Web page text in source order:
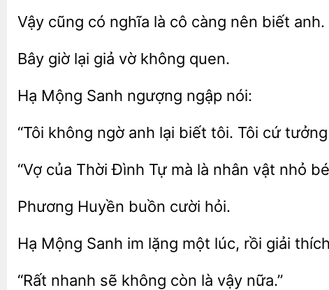
Vậy cũng nghĩa càng nên biết anh.
Bây giờ giả quen.
ngượng ngập nói:
ngờ anh lại biết tôi. Tôi cứ
“Vợ của Thời Đình mà là nhân vật nhỏ
buồn hỏi.
Hạ Mộng Sanh một lúc, rồi
“Rất nhanh sẽ không còn